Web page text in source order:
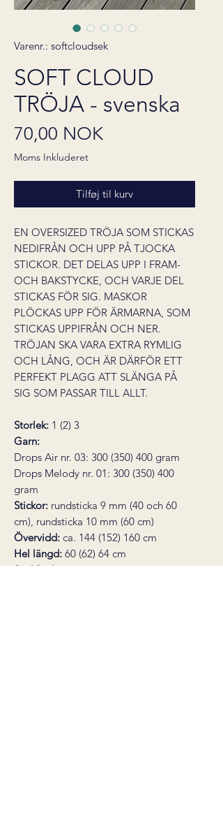
Varenr.: softcloudsek
SOFT CLOUD
TRÖJA - svenska
70,00 NOKPris
Moms Inkluderet
Tilføj til kurv
EN OVERSIZED TRÖJA SOM STICKAS
NEDIFRÅN OCH UPP PÅ TJOCKA
STICKOR. DET DELAS UPP I FRAM-
OCH BAKSTYCKE, OCH VARJE DEL
STICKAS FÖR SIG. MASKOR
PLÖCKAS UPP FÖR ÄRMARNA, SOM
STICKAS UPPIFRÅN OCH NER.
TRÖJAN SKA VARA EXTRA RYMLIG
OCH LÅNG, OCH ÄR DÄRFÖR ETT
PERFEKT PLAGG ATT SLÄNGA PÅ
SIG SOM PASSAR TILL ALLT.
Storlek: 1 (2) 3
Garn:
Drops Air nr. 03: 300 (350) 400 gram
Drops Melody nr. 01: 300 (350) 400
gram
Stickor: rundsticka 9 mm (40 och 60
cm), rundsticka 10 mm (60 cm)
Övervidd: ca. 144 (152) 160 cm
Hel längd: 60 (62) 64 cm
Stickfasthet:9 maskor slätstickning i